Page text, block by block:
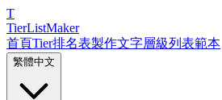
T
TierListMaker
首頁Tier排名表製作文字層級列表範本
繁體中文